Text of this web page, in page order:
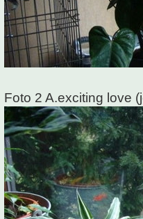
Foto 2 A.exciting love